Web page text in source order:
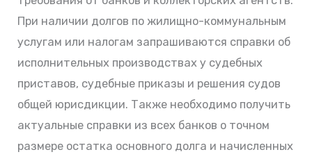
При наличии долгов по жилищно-коммунальным
услугам или налогам запрашиваются справки об
исполнительных производствах у судебных
приставов, судебные приказы и решения судов
общей юрисдикции. Также необходимо получить
актуальные справки из всех банков о точном
размере остатка основного долга и начисленных